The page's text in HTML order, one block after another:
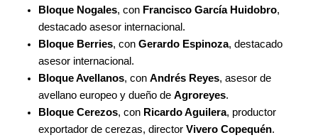
Bloque Nogales, con Francisco García Huidobro,
destacado asesor internacional.
Bloque Berries, conGerardo Espinoza, destacado
asesor internacional.
Bloque Avellanos, con Andrés Reyes, asesor de
avellano europeo y dueño de Agroreyes.
Bloque Cerezos, con Ricardo Aguilera, productor
exportador de cerezas, director Vivero Copequén.